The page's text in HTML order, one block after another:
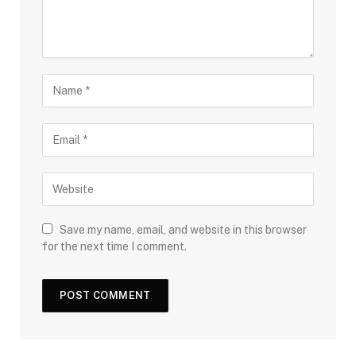
Save my name, email, and website in this browser
for the next time I comment.